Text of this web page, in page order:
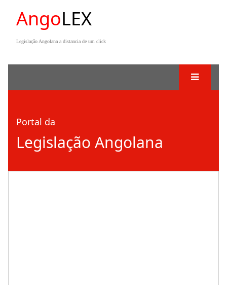
AngoLEX
Legislação Angolana a distancia de um click
Portal da
Legislação Angolana